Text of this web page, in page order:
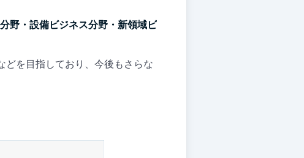
野・設備ビジネス分野・新領域ビ
どを目指しており、今後もさらな